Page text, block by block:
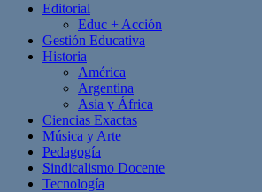
Editorial
Educ + Acción
Gestión Educativa
Historia
América
Argentina
Asia y África
Ciencias Exactas
Música y Arte
Pedagogía
Sindicalismo Docente
Tecnología